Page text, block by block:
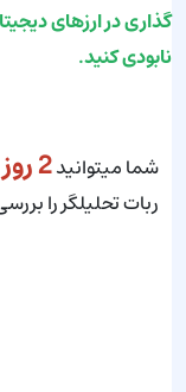
گذاری در ارزهای
نابودی کنید.
شما میتوانید2 روز
ربات تحلیلگر را